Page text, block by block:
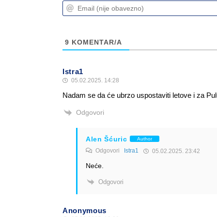
9 KOMENTAR/A
Istra1
05.02.2025. 14:28
Nadam se da će ubrzo uspostaviti letove i za
Odgovori
Alen Šćuric Author
Odgovori Istra1 05.02.2025. 23:42
Neće.
Odgovori
Anonymous